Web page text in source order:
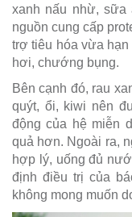
xanh nấu nhừ, sữa
nguồn cung cấp
trợ tiêu hóa vừa
hơi, chướng bụng.
Bên cạnh đó, rau
quýt, ổi, kiwi nên
động của hệ miễn
quả hơn. Ngoài ra,
hợp lý, uống đủ
định điều trị của
không mong muốn